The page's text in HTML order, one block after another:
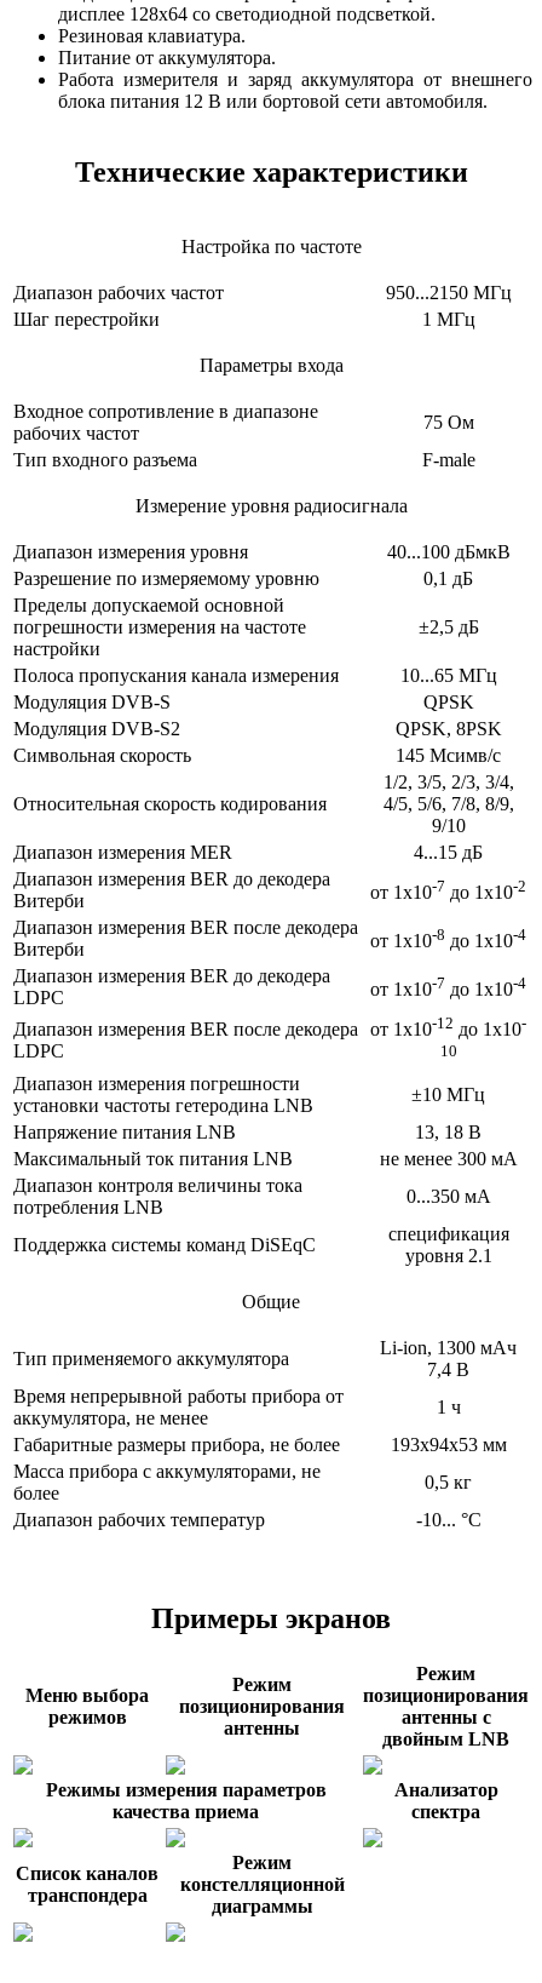
дисплее 128x64 со светодиодной подсветкой.
Резиновая клавиатура.
Питание от аккумулятора.
Работа измерителя и заряд аккумулятора от внешнего
блока питания 12 В или бортовой сети автомобиля.
Технические характеристики
Настройка по частоте
Диапазон рабочих частот
950...2150 МГц
Шаг перестройки
1 MГц
Параметры входа
Входное сопротивление в диапазоне
рабочих частот
75 Ом
Тип входного разъема
F-male
Измерение уровня радиосигнала
Диапазон измерения уровня
40...100 дБмкВ
Разрешение по измеряемому уровню
0,1 дБ
Пределы допускаемой основной
погрешности измерения на частоте
настройки
±2,5 дБ
Полоса пропускания канала измерения
10...65 МГц
Модуляция DVB-S
QPSK
Модуляция DVB-S2
QPSK, 8PSK
Символьная скорость
145 Мсимв/с
Относительная скорость кодирования
1/2, 3/5, 2/3, 3/4,
4/5, 5/6, 7/8, 8/9,
9/10
Диапазон измерения MER
4...15 дБ
Диапазон измерения BER до декодера
Витерби
от 1x10-7 до 1x10-2
Диапазон измерения BER после декодера
Витерби
от 1x10-8 до 1x10-4
Диапазон измерения BER до декодера
LDPC
от 1x10-7 до 1x10-4
Диапазон измерения BER после декодера
LDPC
от 1x10-12 до 1x10-
10
Диапазон измерения погрешности
установки частоты гетеродина LNB
±10 МГц
Напряжение питания LNB
13, 18 В
Максимальный ток питания LNB
не менее 300 мА
Диапазон контроля величины тока
потребления LNB
0...350 мА
Поддержка системы команд DiSEqC
спецификация
уровня 2.1
Общие
Тип применяемого аккумулятора
Li-ion, 1300 мАч
7,4 В
Время непрерывной работы прибора от
аккумулятора, не менее
1 ч
Габаритные размеры прибора, не более
193x94x53 мм
Масса прибора с аккумуляторами, не
более
0,5 кг
Диапазон рабочих температур
-10... °С
Примеры экранов
Меню выбора
режимов
Режим
позиционирования
антенны
Режим
позиционирования
антенны с
двойным LNB
Режимы измерения параметров
качества приема
Анализатор
спектра
Список каналов
транспондера
Режим
констелляционной
диаграммы